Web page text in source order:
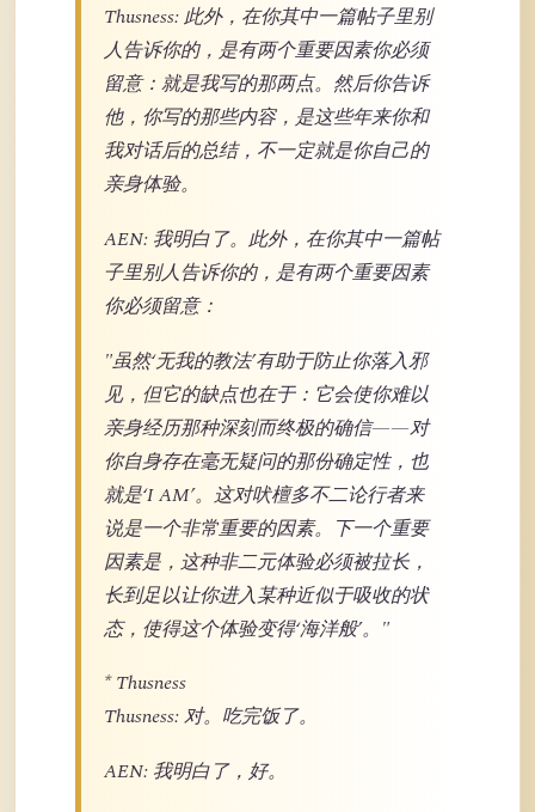
Thusness: 此外，在你其中一篇帖子里别
人告诉你的，是有两个重要因素你必须
留意：就是我写的那两点。然后你告诉
他，你写的那些内容，是这些年来你和
我对话后的总结，不一定就是你自己的
亲身体验。
AEN: 我明白了。此外，在你其中一篇帖
子里别人告诉你的，是有两个重要因素
你必须留意：
"虽然‘无我的教法’有助于防止你落入邪
见，但它的缺点也在于：它会使你难以
亲身经历那种深刻而终极的确信——对
你自身存在毫无疑问的那份确定性，也
就是‘I AM’。这对吠檀多不二论行者来
说是一个非常重要的因素。下一个重要
因素是，这种非二元体验必须被拉长，
长到足以让你进入某种近似于吸收的状
态，使得这个体验变得‘海洋般’。"
* Thusness
Thusness: 对。吃完饭了。
AEN: 我明白了，好。